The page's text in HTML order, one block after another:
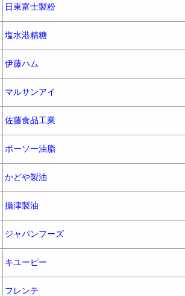
日東富士製粉
塩水港精糖
伊藤ハム
マルサンアイ
佐藤食品工業
ボーソー油脂
かどや製油
攝津製油
ジャパンフーズ
キユーピー
フレンテ